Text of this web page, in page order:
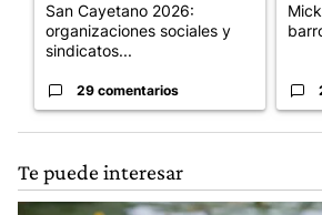
San Cayetano 2026:
organizaciones sociales y
sindicatos...
29 comentarios